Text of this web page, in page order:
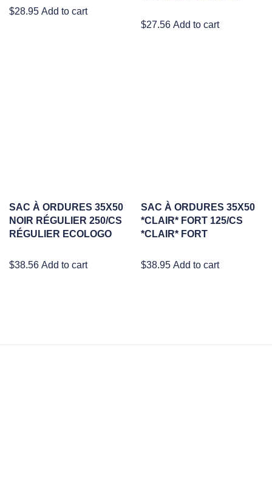
$28.95 Add to cart
$27.56 Add to cart
SAC À ORDURES 35X50
NOIR RÉGULIER 250/CS
RÉGULIER ECOLOGO
$38.56 Add to cart
SAC À ORDURES 35X50
*CLAIR* FORT 125/CS
*CLAIR* FORT
$38.95 Add to cart